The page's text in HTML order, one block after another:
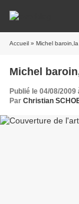
Accueil » Michel
Michel
Publié le 04/08/2009
Par Christian